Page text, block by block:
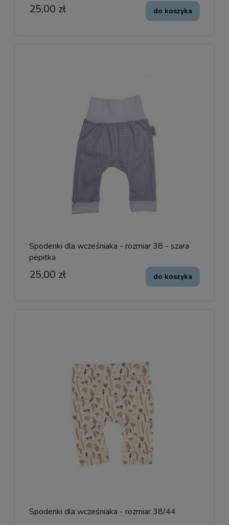
25,00 zł do koszyka
Spodenki dla wcześniaka - rozmiar 38 - szara
pepitka
25,00 zł do koszyka
Spodenki dla wcześniaka - rozmiar 38/44